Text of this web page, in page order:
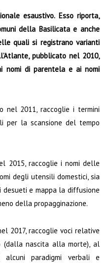
esaustivo. Esso riporta,
della Basilicata e anche
quali si registrano varianti
pubblicato nel 2010,
nomi di parentela e ai nomi
nel 2011, raccoglie i termini
per la scansione del tempo
2015, raccoglie i nomi delle
degli utensili domestici, sia
e mappa la diffusione
della propagginazione.
2017, raccoglie voci relative
nascita alla morte), al
paradigmi verbali e